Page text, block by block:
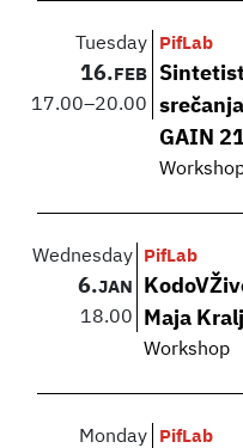
Tuesday
16.FEB
17.00–20.00
PifLab
GAIN
Wednesday
6.JAN
18.00
PifLab
Maja
Workshop
Monday PifLab